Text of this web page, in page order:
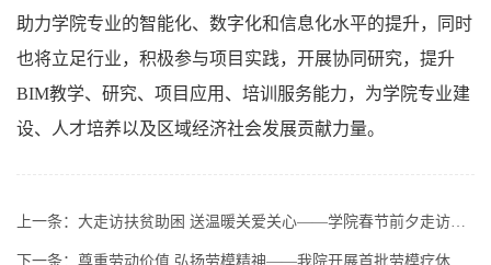
助力学院专业的智能化、数字化和信息化水平的提升，同时
也将立足行业，积极参与项目实践，开展协同研究，提升
BIM教学、研究、项目应用、培训服务能力，为学院专业建
设、人才培养以及区域经济社会发展贡献力量。
上一条： 大走访扶贫助困 送温暖关爱关心——学院春节前夕走访慰问社区贫困户、生活困难职工、老党员、老干部
下一条： 尊重劳动价值 弘扬劳模精神——我院开展首批劳模疗休养活动